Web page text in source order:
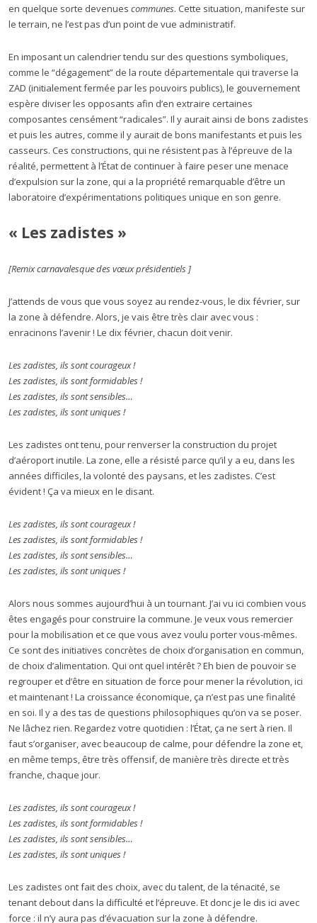
en quelque sorte devenues communes. Cette situation, manifeste sur
le terrain, ne l’est pas d’un point de vue administratif.
En imposant un calendrier tendu sur des questions symboliques,
comme le “dégagement” de la route départementale qui traverse la
ZAD (initialement fermée par les pouvoirs publics), le gouvernement
espère diviser les opposants afin d’en extraire certaines
composantes censément “radicales”. Il y aurait ainsi de bons zadistes
et puis les autres, comme il y aurait de bons manifestants et puis les
casseurs. Ces constructions, qui ne résistent pas à l’épreuve de la
réalité, permettent à l’État de continuer à faire peser une menace
d’expulsion sur la zone, qui a la propriété remarquable d’être un
laboratoire d’expérimentations politiques unique en son genre.
« Les zadistes »
[Remix carnavalesque des vœux présidentiels ]
J’attends de vous que vous soyez au rendez-vous, le dix février, sur
la zone à défendre. Alors, je vais être très clair avec vous :
enracinons l’avenir ! Le dix février, chacun doit venir.
Les zadistes, ils sont courageux !
Les zadistes, ils sont formidables !
Les zadistes, ils sont sensibles…
Les zadistes, ils sont uniques !
Les zadistes ont tenu, pour renverser la construction du projet
d’aéroport inutile. La zone, elle a résisté parce qu’il y a eu, dans les
années difficiles, la volonté des paysans, et les zadistes. C’est
évident ! Ça va mieux en le disant.
Les zadistes, ils sont courageux !
Les zadistes, ils sont formidables !
Les zadistes, ils sont sensibles…
Les zadistes, ils sont uniques !
Alors nous sommes aujourd’hui à un tournant. J’ai vu ici combien vous
êtes engagés pour construire la commune. Je veux vous remercier
pour la mobilisation et ce que vous avez voulu porter vous-mêmes.
Ce sont des initiatives concrètes de choix d’organisation en commun,
de choix d’alimentation. Qui ont quel intérêt ? Eh bien de pouvoir se
regrouper et d’être en situation de force pour mener la révolution, ici
et maintenant ! La croissance économique, ça n’est pas une finalité
en soi. Il y a des tas de questions philosophiques qu’on va se poser.
Ne lâchez rien. Regardez votre quotidien : l’État, ça ne sert à rien. Il
faut s’organiser, avec beaucoup de calme, pour défendre la zone et,
en même temps, être très offensif, de manière très directe et très
franche, chaque jour.
Les zadistes, ils sont courageux !
Les zadistes, ils sont formidables !
Les zadistes, ils sont sensibles…
Les zadistes, ils sont uniques !
Les zadistes ont fait des choix, avec du talent, de la ténacité, se
tenant debout dans la difficulté et l’épreuve. Et donc je le dis ici avec
force : il n’y aura pas d’évacuation sur la zone à défendre.